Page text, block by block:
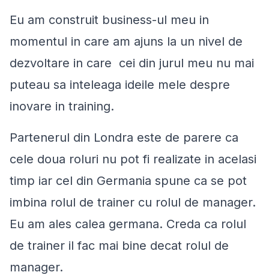
Eu am construit business-ul meu in
momentul in care am ajuns la un nivel de
dezvoltare in care cei din jurul meu nu mai
puteau sa inteleaga ideile mele despre
inovare in training.
Partenerul din Londra este de parere ca
cele doua roluri nu pot fi realizate in acelasi
timp iar cel din Germania spune ca se pot
imbina rolul de trainer cu rolul de manager.
Eu am ales calea germana. Creda ca rolul
de trainer il fac mai bine decat rolul de
manager.